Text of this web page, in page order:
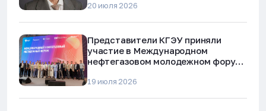
20 июля 2026
Представители КГЭУ приняли
участие в Международном
нефтегазовом молодежном форуме
19 июля 2026